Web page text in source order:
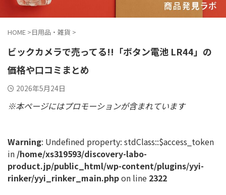
HOME >日用品・雑貨 >
ビックカメラで売ってる!!「ボタン電池 LR44」の
価格や口コミまとめ
2026年5月24日
※本ページにはプロモーションが含まれています
Warning: Undefined property: stdClass::$access_token
in /home/xs319593/discovery-labo-
product.jp/public_html/wp-content/plugins/yyi-
rinker/yyi_rinker_main.phpon line 2322